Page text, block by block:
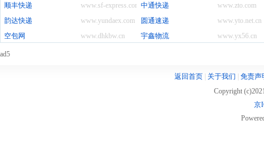
www.sf-express.com
顺丰快递 www.zto.com
中通快递
www.yundaex.com
韵达快递 www.yto.net.cn
圆通速递
www.dhkbw.cn
空包网 www.yx56.cn
宇鑫物流
ad5
返回首页| 关于我们
免责声
Copyright
京